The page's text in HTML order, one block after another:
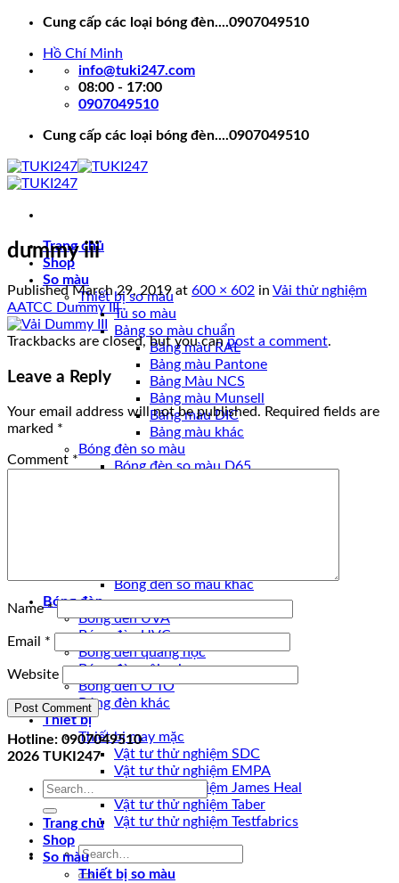
Skip
content
Cung cấp các loại bóng đèn....0907049510
Hồ Chí Minh
info@tuki247.com
08:00 - 17:00
0907049510
Cung cấp các loại bóng đèn....0907049510
Trang chủ
Shop
So màu
Thiết bị so màu
Tủ so màu
Bảng so màu chuẩn
Bảng màu RAL
Bảng màu Pantone
Bảng Màu NCS
Bảng màu Munsell
Bảng màu DIC
Bảng màu khác
Bóng đèn so màu
Bóng đèn so màu D65
Bóng đèn so màu khác
Bóng đèn
Bóng đèn UVA
Bóng đèn UVC
Bóng đèn quang học
Bóng đèn nội soi
Bóng đèn Ô TÔ
Bóng đèn khác
Thiết bị
Thiết bị may mặc
Vật tư thử nghiệm SDC
Vật tư thử nghiệm EMPA
Vật tư thử nghiệm James Heal
Vật tư thử nghiệm Taber
Vật tư thử nghiệm Testfabrics
Search
for:
dummy iii
PublishedMarch 29, 2019 at 600 × 602 in Vải thử nghiệm
AATCC Dummy III
Trackbacks are closed, but you canpost a comment.
Leave a Reply
Your email address will not be published. Required fields are
marked *
Comment *
Name*
Email *
Website
Hotline: 0907049510
2026 TUKI247
Search
Trang chủ
Shop
So màu
Thiết bị so màu